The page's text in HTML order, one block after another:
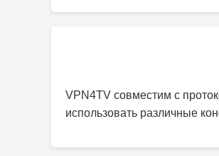
VPN4TV совместим с
использовать различные